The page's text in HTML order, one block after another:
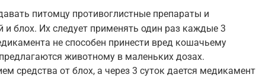
питомцу противоглистные препараты и
блох. Их следует применять один раз каждые 3
не способен принести вред кошачьему
животному в маленьких дозах.
средства от блох, а через 3 суток дается медикамент